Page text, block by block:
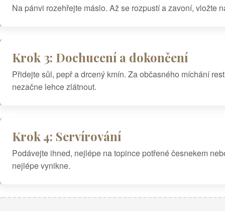
Na pánvi rozehřejte máslo. Až se rozpustí a zavoní, vložte
Krok 3: Dochucení a dokončení
Přidejte sůl, pepř a drcený kmín. Za občasného míchání
nezačne lehce zlátnout.
Krok 4: Servírování
Podávejte ihned, nejlépe na topince potřené česnekem
nejlépe vynikne.